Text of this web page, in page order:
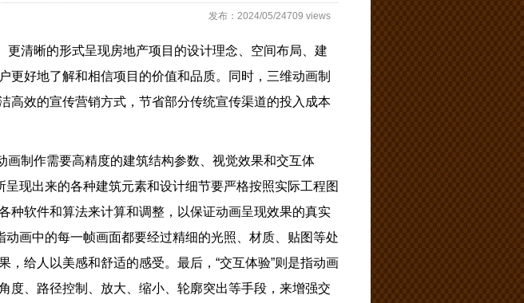
发布：2024/05/24709 views
更清晰的形式呈现房地产项目的设计理念、空间布局、建
更好地了解和相信项目的价值和品质。同时，三维动画制
高效的宣传营销方式，节省部分传统宣传渠道的投入成本
画制作需要高精度的建筑结构参数、视觉效果和交互体
呈现出来的各种建筑元素和设计细节要严格按照实际工程图
种软件和算法来计算和调整，以保证动画呈现效果的真实
动画中的每一帧画面都要经过精细的光照、材质、贴图等处
，给人以美感和舒适的感受。最后，“交互体验”则是指动画
度、路径控制、放大、缩小、轮廓突出等手段，来增强交